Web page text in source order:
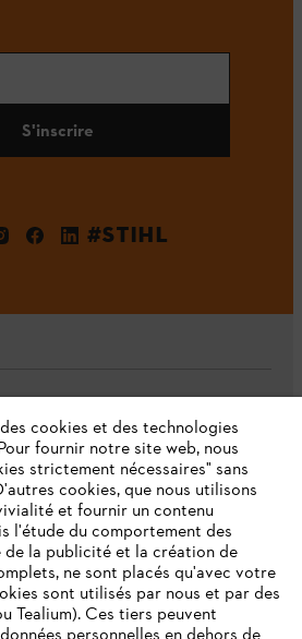
S'inscrire
#STIHL
cookies et des technologies
fournir notre site web, nous
strictement nécessaires" sans
cookies, que nous utilisons
et fournir un contenu
l'étude du comportement des
la publicité et la création de
ne sont placés qu'avec votre
sont utilisés par nous et par des
Tealium). Ces tiers peuvent